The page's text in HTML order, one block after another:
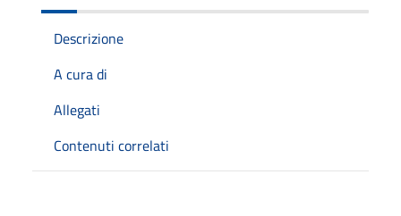
Descrizione
A cura di
Allegati
Contenuti correlati